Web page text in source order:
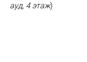
ауд, 4 этаж)